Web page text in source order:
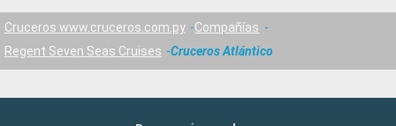
Cruceros www.cruceros.com.py
Compañías
Regent Seven Seas Cruises
Cruceros Atlántico